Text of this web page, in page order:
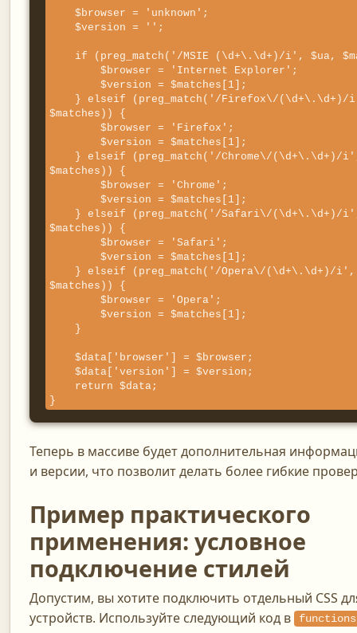
    $browser = 'unknown';
    $version = '';
        $browser = 'Internet Explorer';
        $version = $matches[1];
$matches)) {
        $browser = 'Firefox';
        $version = $matches[1];
$matches)) {
        $browser = 'Chrome';
        $version = $matches[1];
$matches)) {
        $browser = 'Safari';
        $version = $matches[1];
$matches)) {
        $browser = 'Opera';
        $version = $matches[1];
    $data['browser'] = $browser;
    $data['version'] = $version;
}
Теперь в массиве будет дополнительная
и версии, что позволит делать более гибкие
Пример практического
применения: условное
подключение стилей
Допустим, вы хотите подключить отдельный CSS
устройств. Используйте следующий код в